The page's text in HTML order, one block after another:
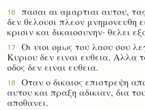
16
πασαι αι αμαρτιαι αυτου,
δεν θελουσι πλεον μνημονευθη
κρισιν και δικαιοσυνην· θελει
17
Οι υιοι ομως του λαου σου
Κυριου δεν ειναι ευθεια. Αλλα
οδος δεν ειναι ευθεια.
18
Οταν ο δικαιος επιστρεψη
αυτου και πραξη αδικιαν, δια
αποθανει.